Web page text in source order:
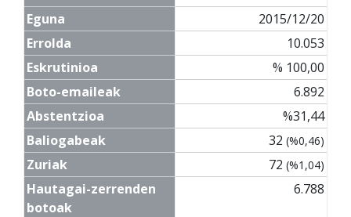
Eguna
2015/12/20
Errolda
10.053
Eskrutinioa
% 100,00
Boto-emaileak
6.892
Abstentzioa
%31,44
Baliogabeak
32 (%0,46)
Zuriak 72 (%1,04)
Hautagai-zerrenden
botoak
6.788